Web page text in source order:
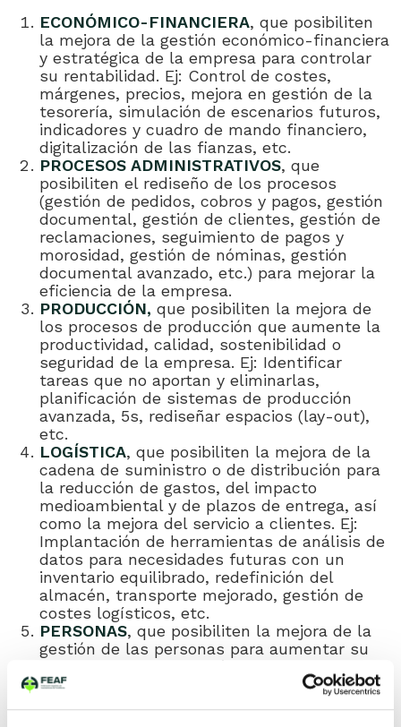
ECONÓMICO-FINANCIERA, que posibiliten
la mejora de la gestión económico-financiera
y estratégica de la empresa para controlar
su rentabilidad. Ej: Control de costes,
márgenes, precios, mejora en gestión de la
tesorería, simulación de escenarios futuros,
indicadores y cuadro de mando financiero,
digitalización de las fianzas, etc.
PROCESOS ADMINISTRATIVOS, que
posibiliten el rediseño de los procesos
(gestión de pedidos, cobros y pagos, gestión
documental, gestión de clientes, gestión de
reclamaciones, seguimiento de pagos y
morosidad, gestión de nóminas, gestión
documental avanzado, etc.) para mejorar la
eficiencia de la empresa.
PRODUCCIÓN, que posibiliten la mejora de
los procesos de producción que aumente la
productividad, calidad, sostenibilidad o
seguridad de la empresa. Ej: Identificar
tareas que no aportan y eliminarlas,
planificación de sistemas de producción
avanzada, 5s, rediseñar espacios (lay-out),
etc.
LOGÍSTICA, que posibiliten la mejora de la
cadena de suministro o de distribución para
la reducción de gastos, del impacto
medioambiental y de plazos de entrega, así
como la mejora del servicio a clientes. Ej:
Implantación de herramientas de análisis de
datos para necesidades futuras con un
inventario equilibrado, redefinición del
almacén, transporte mejorado, gestión de
costes logísticos, etc.
PERSONAS, que posibiliten la mejora de la
gestión de las personas para aumentar su
Cultura y motivación, rediseñar estructura